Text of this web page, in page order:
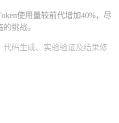
使用量较前代增加40%，尽
挑战。
码生成、实验验证及结果修